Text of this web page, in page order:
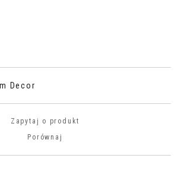
Decor
Zapytaj o produkt
Porównaj